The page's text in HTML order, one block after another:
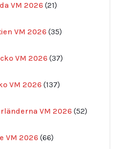
VM 2026 21
produkter
VM 2026 35
produkter
VM 2026 37
produkter
VM 2026 137
produkter
VM 2026 52
VM 2026 66
produkter